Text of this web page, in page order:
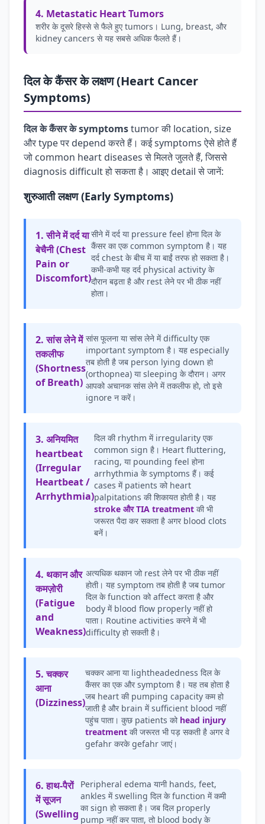
4. Metastatic Heart Tumors
शरीर के दूसरे हिस्से से फैले हुए tumors। Lung, breast, और
kidney cancers से यह सबसे अधिक फैलते हैं।
दिल के कैंसर के लक्षण (Heart Cancer
Symptoms)
दिल के कैंसर के symptomstumor की location, size
और type पर depend करते हैं। कई symptoms ऐसे होते हैं
जो common heart diseases से मिलते जुलते हैं, जिससे
diagnosis difficult हो सकता है। आइए detail से जानें:
शुरुआती लक्षण (Early Symptoms)
1. सीने में दर्द या
बेचैनी (Chest
Pain or
Discomfort)
सीने में दर्द या pressure feel होना दिल के
कैंसर का एक common symptom है। यह
दर्द chest के बीच में या बाईं तरफ हो सकता है।
कभी-कभी यह दर्द physical activity के
दौरान बढ़ता है और rest लेने पर भी ठीक नहीं
होता।
2. सांस लेने में
तकलीफ
(Shortness
of Breath)
सांस फूलना या सांस लेने में difficulty एक
important symptom है। यह especially
तब होती है जब person lying down हो
(orthopnea) या sleeping के दौरान। अगर
आपको अचानक सांस लेने में तकलीफ हो, तो इसे
ignore न करें।
3. अनियमित
heartbeat
(Irregular
Heartbeat /
Arrhythmia)
दिल की rhythm में irregularity एक
common sign है। Heart fluttering,
racing, या pounding feel होना
arrhythmia के symptoms हैं। कई
cases में patients को heart
palpitations की शिकायत होती है। यह
stroke और TIA treatment की भी
जरूरत पैदा कर सकता है अगर blood clots
बनें।
4. थकान और
कमज़ोरी
(Fatigue
and
Weakness)
अत्यधिक थकान जो rest लेने पर भी ठीक नहीं
होती। यह symptom तब होती है जब tumor
दिल के function को affect करता है और
body में blood flow properly नहीं हो
पाता। Routine activities करने में भी
difficulty हो सकती है।
5. चक्कर
आना
(Dizziness)
चक्कर आना या lightheadedness दिल के
कैंसर का एक और symptom है। यह तब होता है
जब heart की pumping capacity कम हो
जाती है और brain में sufficient blood नहीं
पहुंच पाता। कुछ patients को head injury
treatment की जरूरत भी पड़ सकती है अगर वे
gefahr करके gefahr जाएं।
6. हाथ-पैरों
में सूजन
(Swelling
Peripheral edema यानी hands, feet,
ankles में swelling दिल के function में कमी
का sign हो सकता है। जब दिल properly
pump नहीं कर पाता, तो blood body के